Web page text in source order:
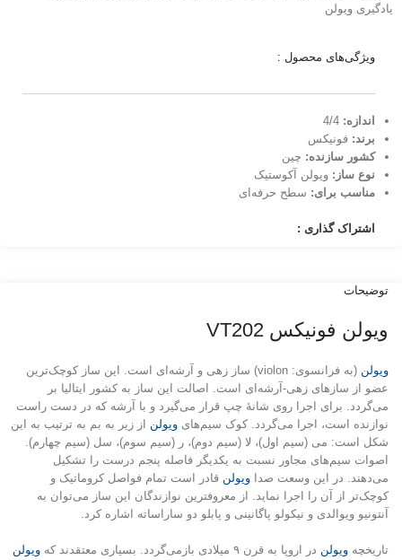
یادگیری ویولن
ویژگی‌های محصول :
اندازه:‌
برند: فونیکس
کشور سازنده: چین
نوع ساز: ویولن آکوستیک
مناسب برای: سطح حرفه‌ای
اشتراک گذاری :
توضیحات
ویولن فونیکس VT202
ویولن
(به فرانسوی: violon) ساز زهی و آرشه‌ای است. این ساز کوچک‌ترین
عضو از سازهای زهی-آرشه‌ای است. اصالت این ساز به کشور ایتالیا بر
می‌گردد. برای اجرا روی شانهٔ چپ قرار می‌گیرد و با آرشه که در دست راست
نوازنده است، اجرا می‌گردد. کوک سیم‌های ویولن از زیر به بم به ترتیب به این
شکل است: می (سیم اول)، لا (سیم دوم)، ر (سیم سوم)، سل (سیم چهارم).
اصوات سیم‌های مجاور نسبت به یکدیگر فاصله پنجم درست را تشکیل
می‌دهند. در این وسعت صدا ویولن قادر است تمام فواصل کروماتیک و
کوچک‌تر از آن را اجرا نماید. از معروفترین نوازندگان این ساز می‌توان به
آنتونیو ویوالدی و نیکولو پاگانینی و پابلو دو ساراساته اشاره کرد.
تاریخچه ویولن در اروپا به قرن ۹ میلادی بازمی‌گردد. بسیاری معتقدند که
ویولن